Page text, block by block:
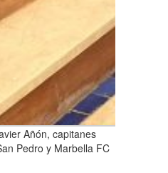
Añón, capitanes
Pedro y Marbella FC